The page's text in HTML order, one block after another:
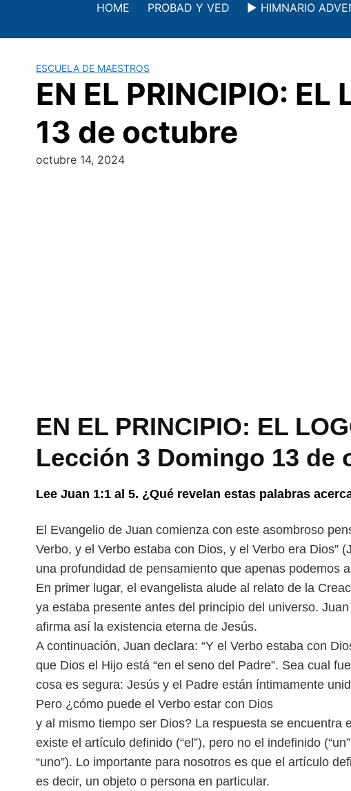
contenido
HOME PROBAD Y VED ▶️ HIMNARIO
ESCUELA DE MAESTROS
EN EL PRINCIPIO:
13 de octubre
octubre 14, 2024
EN EL PRINCIPIO: EL
Lección 3 Domingo 13 de
Lee Juan 1:1 al 5. ¿Qué revelan estas palabras
El Evangelio de Juan comienza con este asombroso
Verbo, y el Verbo estaba con Dios, y el Verbo era Dios”
una profundidad de pensamiento que apenas podemos
En primer lugar, el evangelista alude al relato de la
ya estaba presente antes del principio del universo. Juan
afirma así la existencia eterna de Jesús.
A continuación, Juan declara: “Y el Verbo estaba con
que Dios el Hijo está “en el seno del Padre”. Sea cual
cosa es segura: Jesús y el Padre están íntimamente
Pero ¿cómo puede el Verbo estar con Dios
y al mismo tiempo ser Dios? La respuesta se encuentra
existe el artículo definido (“el”), pero no el indefinido
“uno”). Lo importante para nosotros es que el artículo
es decir, un objeto o persona en particular.